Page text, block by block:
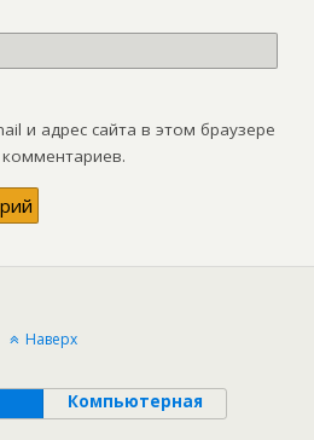
и адрес сайта в этом браузере
Наверх
Компьютерная